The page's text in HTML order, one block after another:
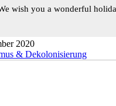
you a wonderful
2020
& Dekolonisierung